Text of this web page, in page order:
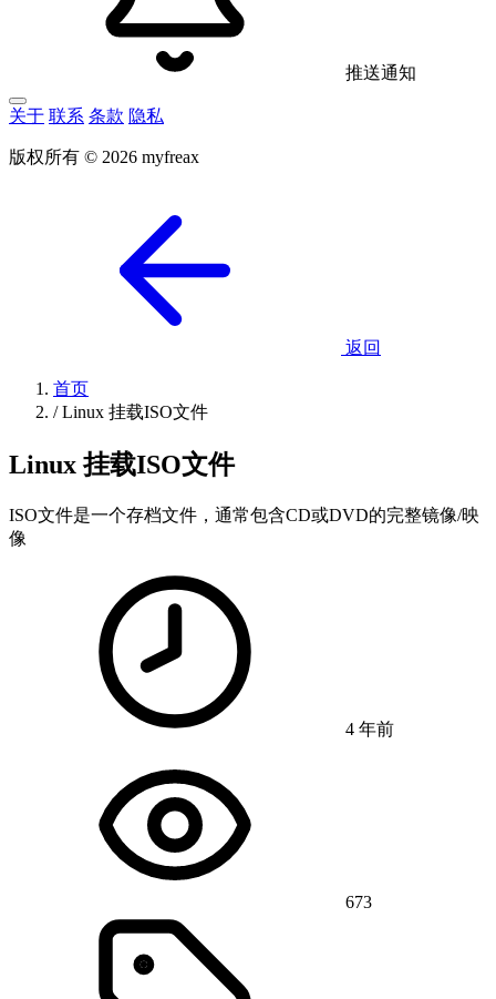
推送通知
关于 联系 条款 隐私
版权所有 © 2026 myfreax
返回
首页
/ Linux 挂载ISO文件
Linux 挂载ISO文件
ISO文件是一个存档文件，通常包含CD或DVD的完整镜像/映
像
4 年前
673